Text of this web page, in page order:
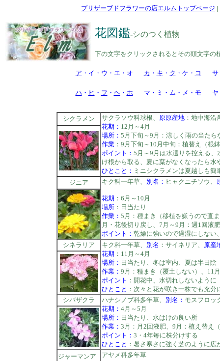
プリザーブドフラワーの店エルムトップページ
花図鑑-シのつく植物
下の文字をクリックされるとその頭文字の
ア ・イ・ウ・エ・オ カ ・ キ ・ ク ・ケ・ コ サ
ハ ・ ヒ ・ フ ・ ヘ・ ホ マ・ミ・ム・メ・モ
シクラメン サクラソウ科球根、 原原産地 ：地中海沿
花期： 12月～4月
場所： 5月下旬～9月：涼しく雨の当た
作業 ：9月下旬～10月中旬：植替え（根
ポイント： 5月～9月は水遣りを控える
け根から取る、夏に葉がなくなったら水
ひとこと： ミニシクラメンは夏越しも簡
ジニア
キク科一年草、 別名： ヒャクニチソウ、
花期 ：6月～10月
場所 ：日当たり
作業： 5月：種まき（移植を嫌うので直
月・花後切り戻し、7月～9月：週1回液肥
ポイント： 乾燥に強いので過湿にしない
シネラリア
キク科一年草、 別名 ：サイネリア、 原産
花期 ：11月～4月
場所： 日当たり、冬は室内、夏は半日陰
作業： 9月：種まき（覆土しない）、11
ポイント ：開花中、水切れしないように
ひとこと ：次々と花が咲き一株でも充分
シバザクラ
ハナシノブ科多年草、 別名： モスフロッ
花期： 4月～5月
場所： 日当たり、水はけの良い所
作業： 3月：月2回液肥、9月：植え替え
ポイント： 3・4年毎に株分けする
ひとこと ：暑さ寒さに強く芝のように広
ジャーマンア
アヤメ科多年草